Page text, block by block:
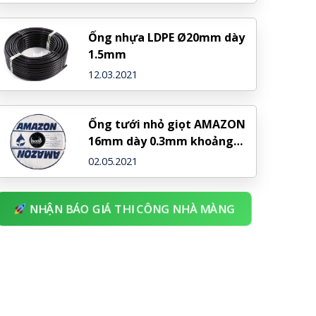
Ống nhựa LDPE Ø20mm dày
1.5mm
12.03.2021
Ống tưới nhỏ giọt AMAZON
16mm dày 0.3mm khoảng
cách 10cm, cuộn 1000m
02.05.2021
NHẬN BÁO GIÁ THI CÔNG NHÀ MÀNG